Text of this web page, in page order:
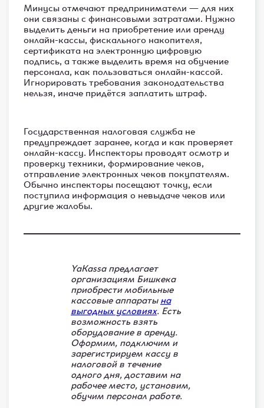
Минусы отмечают предприниматели — для них
они связаны с финансовыми затратами. Нужно
выделить деньги на приобретение или аренду
онлайн-кассы, фискального накопителя,
сертификата на электронную цифровую
подпись, а также выделить время на обучение
персонала, как пользоваться онлайн-кассой.
Игнорировать требования законодательства
нельзя, иначе придётся заплатить штраф.
Государственная налоговая служба не
предупреждает заранее, когда и как проверяет
онлайн-кассу. Инспекторы проводят осмотр и
проверку техники, формирование чеков,
отправление электронных чеков покупателям.
Обычно инспекторы посещают точку, если
поступила информация о невыдаче чеков или
другие жалобы.
YaKassa предлагает
организациям Бишкека
приобрести мобильные
кассовые аппаратына
выгодных условиях. Есть
возможность взять
оборудование в аренду.
Оформим, подключим и
зарегистрируем кассу в
налоговой в течение
одного дня, доставим на
рабочее место, установим,
обучим персонал работе.